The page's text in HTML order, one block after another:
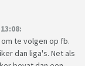
te volgen op fb.
dan liga's. Net als